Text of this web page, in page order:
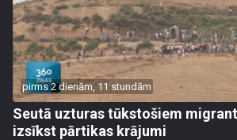
pirms 2 dienām, 11 stundām
Seutā uzturas tūkstošiem
izsīkst pārtikas krājumi